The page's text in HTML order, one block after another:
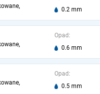
0.2 mm
Opad:
0.6 mm
Opad:
0.5 mm